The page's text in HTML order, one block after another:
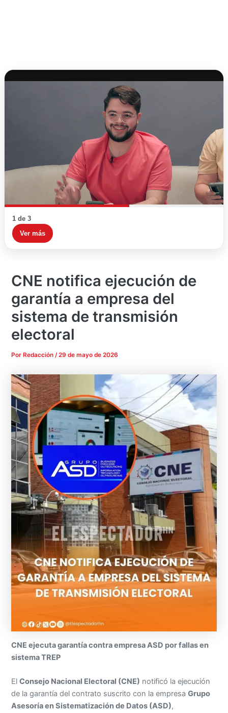
1 de 3
Ver más
CNE notifica ejecución de
garantía a empresa del
sistema de transmisión
electoral
Por Redacción/29 de mayo de 2026
CNE ejecuta garantía contra empresa ASD por fallas en
sistema TREP
ElConsejo Nacional Electoral (CNE) notificó la ejecución
de la garantía del contrato suscrito con la empresaGrupo
Asesoría en Sistematización de Datos (ASD),